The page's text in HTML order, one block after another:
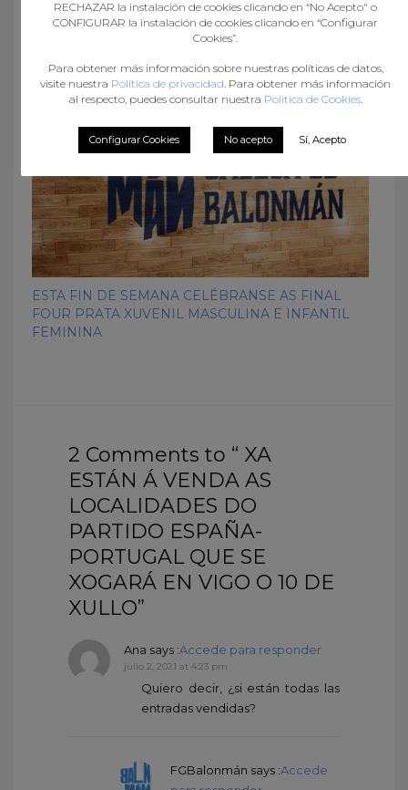
PONTEDEUME ACOLLE ESTA FIN DE SEMANA A
COPA 5×5 DEPUTACIÓN DA CORUÑA
ESTA FIN DE SEMANA CELÉBRANSE AS FINAL
FOUR PRATA XUVENIL MASCULINA E INFANTIL
FEMININA
2 Comments to “ XA
ESTÁN Á VENDA AS
LOCALIDADES DO
PARTIDO ESPAÑA-
PORTUGAL QUE SE
XOGARÁ EN VIGO O 10 DE
XULLO”
Ana says :Accede para responder
julio 2, 2021 at 4:23 pm
Quiero decir, ¿si están todas las
entradas vendidas?
FGBalonmán says :Accede
RECHAZAR la instalación de cookies clicando en “No Acepto" o
CONFIGURAR la instalación de cookies clicando en “Configurar
Cookies”.
Para obtener más información sobre nuestras políticas de datos,
visite nuestra Política de privacidad. Para obtener más información
al respecto, puedes consultar nuestra Política de Cookies.
Configurar Cookies No acepto Sí, Acepto